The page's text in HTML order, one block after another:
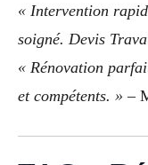
« Intervention
soigné. Devis
« Rénovation
et compétents. » –